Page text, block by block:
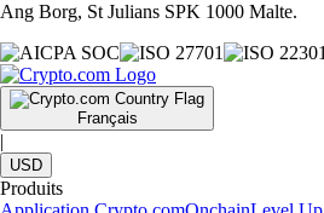
Ang Borg, St Julians SPK 1000 Malte.
Français
|
USD
Produits